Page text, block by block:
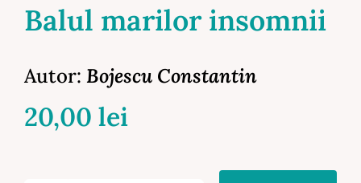
Balul marilor insomnii
Autor: Bojescu Constantin
20,00 lei